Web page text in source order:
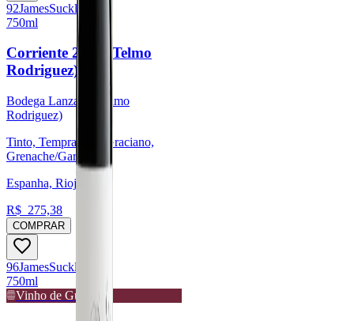
92JamesSuckling
750ml
Corriente 2021 (Telmo
Rodriguez)
Bodega Lanzaga (Telmo
Rodriguez)
Tinto, Tempranillo, Graciano,
Grenache/Garnacha
Espanha, Rioja
R$ 275,38
COMPRAR
96JamesSuckling
750ml
Vinho de Guarda